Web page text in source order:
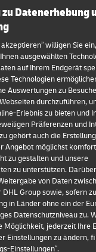
Firma
Über DHL
Kontakt
Rechtliche
Cookie
Datenerhebung
willigen Sie
ausgewählten
auf Ihrem Endgerät
Technologien
Auswertungen zu
durchzuführen,
Erlebnis zu bieten und
Präferenzen und
gehört auch die
Angebot möglichst
zu gestalten und unsere
zu unterstützen.
von Daten
DHL Group sowie, sofern
in Länder ohne ein der
Datenschutzniveau zu.
Möglichkeit, jederzeit Ihre
Einstellungen zu ändern,
Einstellungen“.